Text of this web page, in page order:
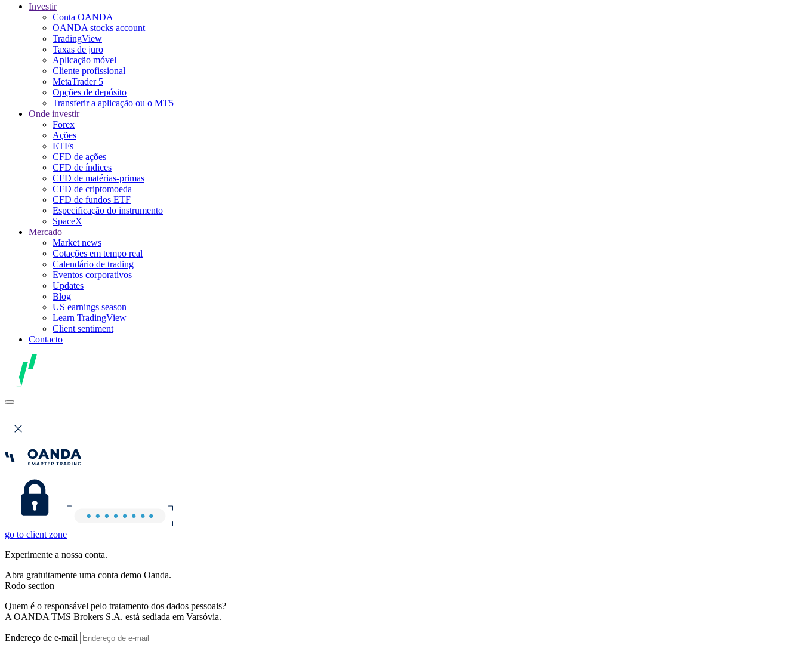
Investir
Conta OANDA
OANDA stocks account
TradingView
Taxas de juro
Aplicação móvel
Cliente profissional
MetaTrader 5
Opções de depósito
Transferir a aplicação ou o MT5
Onde investir
Forex
Ações
ETFs
CFD de ações
CFD de índices
CFD de matérias-primas
CFD de criptomoeda
CFD de fundos ETF
Especificação do instrumento
SpaceX
Mercado
Market news
Cotações em tempo real
Calendário de trading
Eventos corporativos
Updates
Blog
US earnings season
Learn TradingView
Client sentiment
Contacto
go to client zone
Experimente a nossa conta.
Abra gratuitamente uma conta demo Oanda.
Rodo section
Quem é o responsável pelo tratamento dos dados pessoais?
A OANDA TMS Brokers S.A. está sediada em Varsóvia.
Endereço de e-mail